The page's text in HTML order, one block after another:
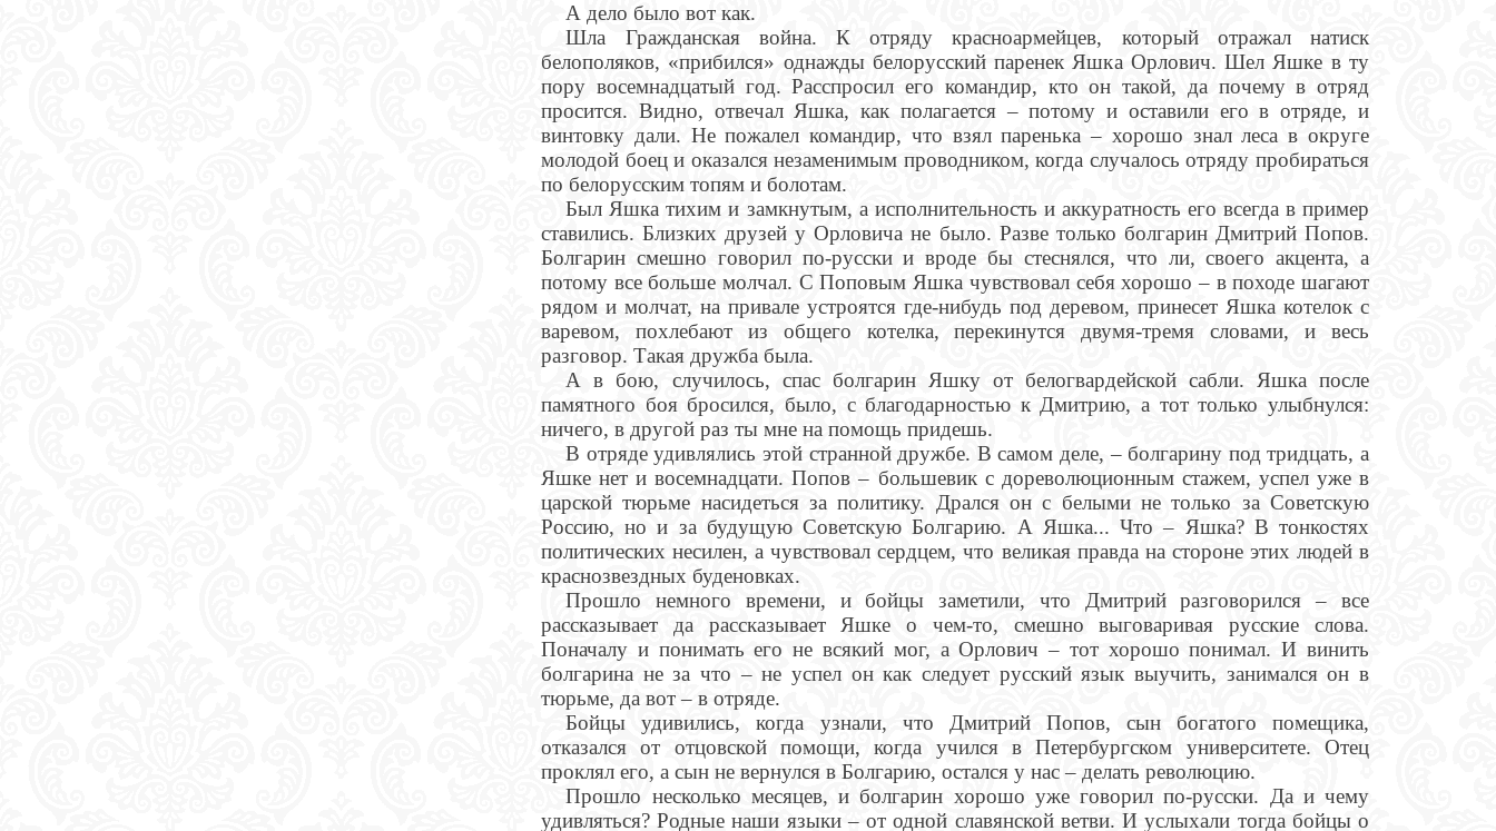
А дело было вот как.
Шла Гражданская война. К отряду красноармейцев, который отражал натиск
белополяков, «прибился» однажды белорусский паренек Яшка Орлович. Шел Яшке в ту
пору восемнадцатый год. Расспросил его командир, кто он такой, да почему в отряд
просится. Видно, отвечал Яшка, как полагается – потому и оставили его в отряде, и
винтовку дали. Не пожалел командир, что взял паренька – хорошо знал леса в округе
молодой боец и оказался незаменимым проводником, когда случалось отряду пробираться
по белорусским топям и болотам.
Был Яшка тихим и замкнутым, а исполнительность и аккуратность его всегда в пример
ставились. Близких друзей у Орловича не было. Разве только болгарин Дмитрий Попов.
Болгарин смешно говорил по-русски и вроде бы стеснялся, что ли, своего акцента, а
потому все больше молчал. С Поповым Яшка чувствовал себя хорошо – в походе шагают
рядом и молчат, на привале устроятся где-нибудь под деревом, принесет Яшка котелок с
варевом, похлебают из общего котелка, перекинутся двумя-тремя словами, и весь
разговор. Такая дружба была.
А в бою, случилось, спас болгарин Яшку от белогвардейской сабли. Яшка после
памятного боя бросился, было, с благодарностью к Дмитрию, а тот только улыбнулся:
ничего, в другой раз ты мне на помощь придешь.
В отряде удивлялись этой странной дружбе. В самом деле, – болгарину под тридцать, а
Яшке нет и восемнадцати. Попов – большевик с дореволюционным стажем, успел уже в
царской тюрьме насидеться за политику. Дрался он с белыми не только за Советскую
Россию, но и за будущую Советскую Болгарию. А Яшка... Что – Яшка? В тонкостях
политических несилен, а чувствовал сердцем, что великая правда на стороне этих людей в
краснозвездных буденовках.
Прошло немного времени, и бойцы заметили, что Дмитрий разговорился – все
рассказывает да рассказывает Яшке о чем-то, смешно выговаривая русские слова.
Поначалу и понимать его не всякий мог, а Орлович – тот хорошо понимал. И винить
болгарина не за что – не успел он как следует русский язык выучить, занимался он в
тюрьме, да вот – в отряде.
Бойцы удивились, когда узнали, что Дмитрий Попов, сын богатого помещика,
отказался от отцовской помощи, когда учился в Петербургском университете. Отец
проклял его, а сын не вернулся в Болгарию, остался у нас – делать революцию.
Прошло несколько месяцев, и болгарин хорошо уже говорил по-русски. Да и чему
удивляться? Родные наши языки – от одной славянской ветви. И услыхали тогда бойцы о